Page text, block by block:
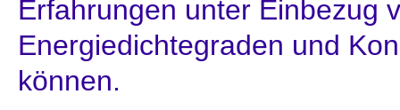
Erfahrungen unter Einbezug
Energiedichtegraden und
können.